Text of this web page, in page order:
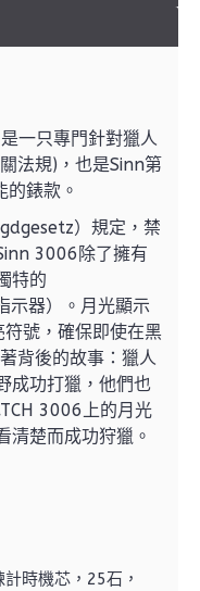
一只專門針對獵人
法規)，也是Sinn第
錶款。
）規定，禁
3006除了擁有
特的
示器）。月光顯示
號，確保即使在黑
背後的故事：獵人
成功打獵，他們也
3006上的月光
清楚而成功狩獵。
時機芯，25石，